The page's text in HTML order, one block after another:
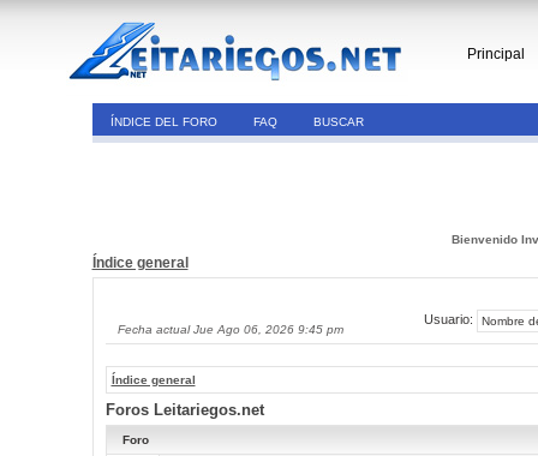
Principal
ÍNDICE DEL FORO FAQ BUSCAR
Bienvenido
Índice general
Fecha actual Jue Ago 06, 2026 9:45 pm
Usuario:
Índice general
Foros Leitariegos.net
Foro